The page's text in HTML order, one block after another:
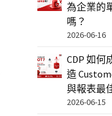
為企業的
嗎？
2026-06-16
CDP 如何
造
與報表最
2026-06-15